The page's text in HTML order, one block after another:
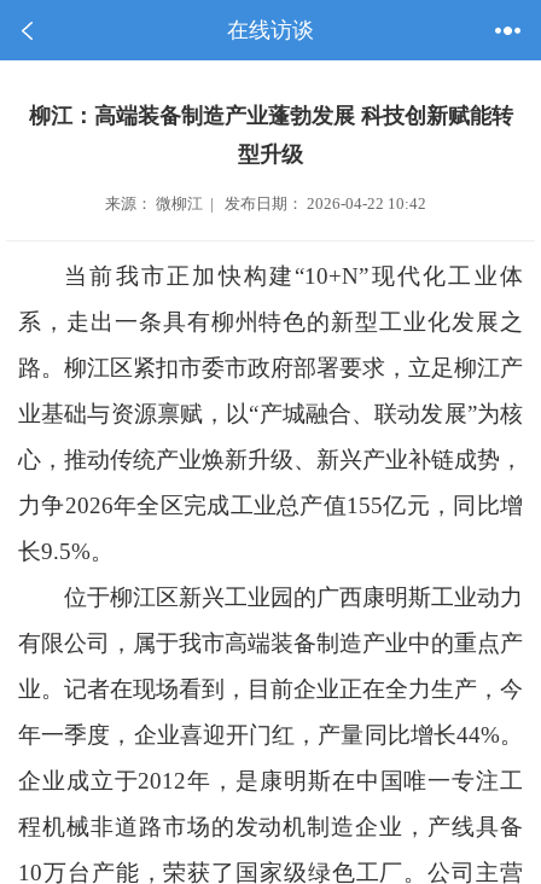
在线访谈
柳江：高端装备制造产业蓬勃发展 科技创新赋能转
型升级
来源： 微柳江 | 发布日期： 2026-04-22 10:42
当前我市正加快构建“10+N”现代化工业体
系，走出一条具有柳州特色的新型工业化发展之
路。柳江区紧扣市委市政府部署要求，立足柳江产
业基础与资源禀赋，以“产城融合、联动发展”为核
心，推动传统产业焕新升级、新兴产业补链成势，
力争2026年全区完成工业总产值155亿元，同比增
长9.5%。
位于柳江区新兴工业园的广西康明斯工业动力
有限公司，属于我市高端装备制造产业中的重点产
业。记者在现场看到，目前企业正在全力生产，今
年一季度，企业喜迎开门红，产量同比增长44%。
企业成立于2012年，是康明斯在中国唯一专注工
程机械非道路市场的发动机制造企业，产线具备
10万台产能，荣获了国家级绿色工厂。公司主营